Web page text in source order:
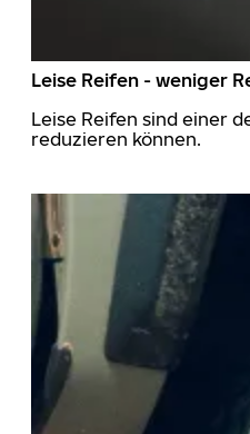
Leise Reifen - weniger
Leise Reifen sind einer
reduzieren können.